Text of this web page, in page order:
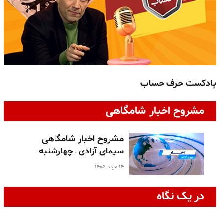
پادکست حرف حساب
مشروح اخبار شامگاهی
مشروح اخبار شامگاهی
سیمای آزادی ـ چهارشنبه
۱۴ مرداد ۱۴۰۵
در یک نگاه